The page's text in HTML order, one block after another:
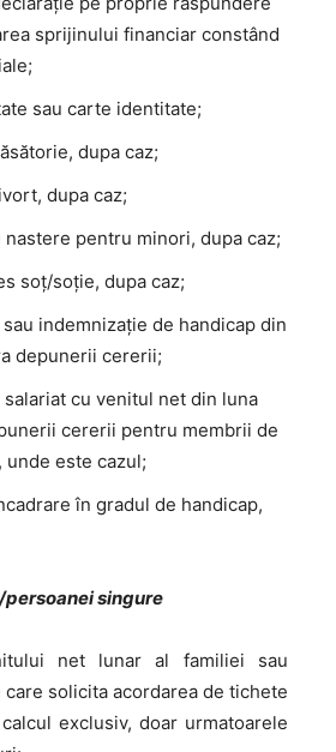
sprijinului financiar constând
sau carte identitate;
dupa caz;
dupa caz;
pentru minori, dupa caz;
soţ/soţie, dupa caz;
indemnizaţie de handicap din
depunerii cererii;
cu venitul net din luna
cererii pentru membrii de
este cazul;
în gradul de handicap,
singure
net lunar al familiei sau
solicita acordarea de tichete
exclusiv, doar urmatoarele